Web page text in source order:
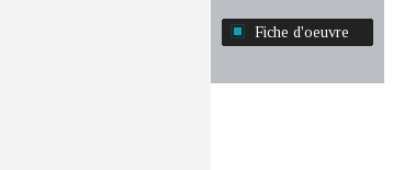
Fiche d'oeuvre